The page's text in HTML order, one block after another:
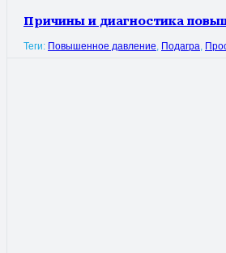
Причины и диагностика
Теги: Повышенное давление Подагра